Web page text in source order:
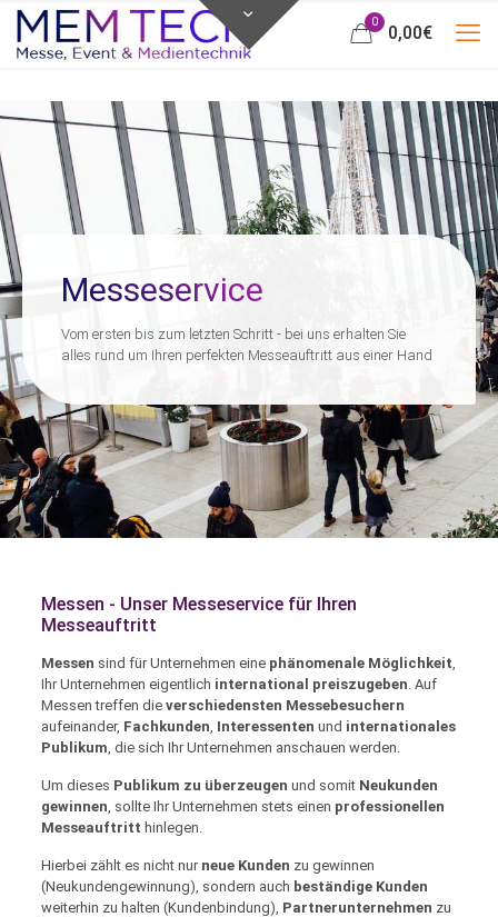
0
0,00€
Messeservice
Vom ersten bis zum letzten Schritt - bei uns erhalten Sie
alles rund um Ihren perfekten Messeauftritt aus einer Hand
Messen - Unser Messeservice für Ihren
Messeauftritt
Messen sind für Unternehmen eine phänomenale Möglichkeit,
Ihr Unternehmen eigentlich international preiszugeben. Auf
Messen treffen die verschiedensten Messebesuchern
aufeinander, Fachkunden, Interessenten und internationales
Publikum, die sich Ihr Unternehmen anschauen werden.
Um dieses Publikum zu überzeugen und somit Neukunden
gewinnen, sollte Ihr Unternehmen stets einen professionellen
Messeauftritt hinlegen.
Hierbei zählt es nicht nur neue Kunden zu gewinnen
(Neukundengewinnung), sondern auch beständige Kunden
weiterhin zu halten (Kundenbindung), Partnerunternehmen zu